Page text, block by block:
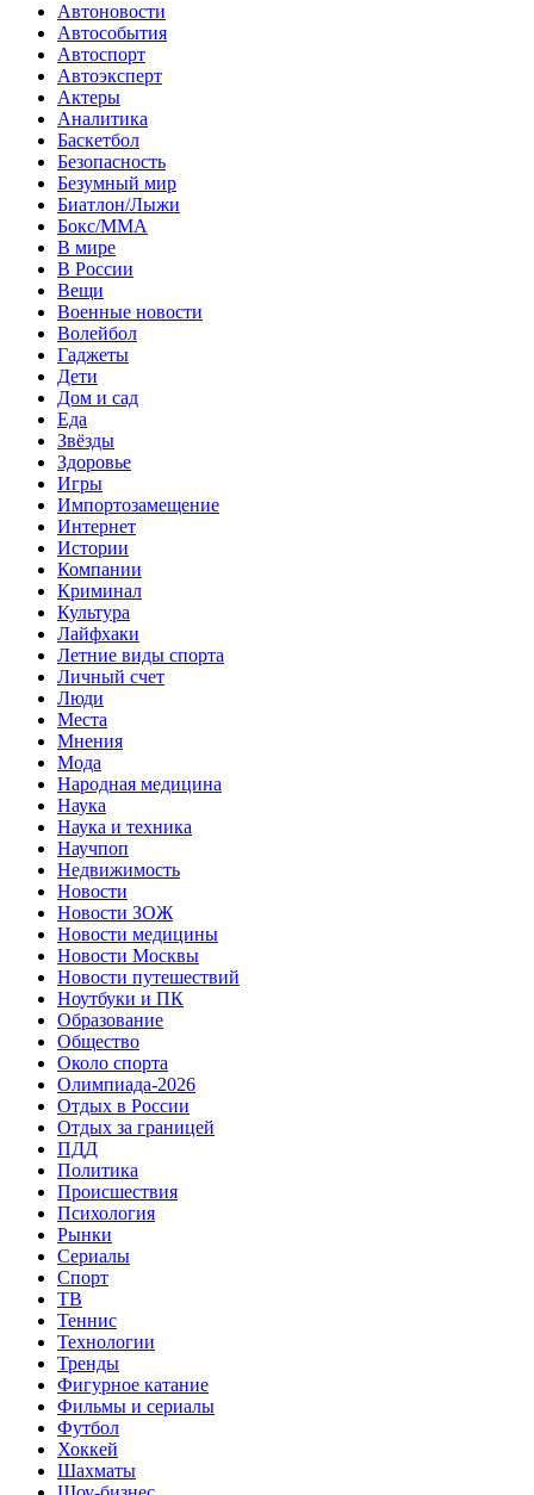
Автоновости
Автособытия
Автоспорт
Автоэксперт
Актеры
Аналитика
Баскетбол
Безопасность
Безумный мир
Биатлон/Лыжи
Бокс/MMA
В мире
В России
Вещи
Военные новости
Волейбол
Гаджеты
Дети
Дом и сад
Еда
Звёзды
Здоровье
Игры
Импортозамещение
Интернет
Истории
Компании
Криминал
Культура
Лайфхаки
Летние виды спорта
Личный счет
Люди
Места
Мнения
Мода
Народная медицина
Наука
Наука и техника
Научпоп
Недвижимость
Новости
Новости ЗОЖ
Новости медицины
Новости Москвы
Новости путешествий
Ноутбуки и ПК
Образование
Общество
Около спорта
Олимпиада-2026
Отдых в России
Отдых за границей
ПДД
Политика
Происшествия
Психология
Рынки
Сериалы
Спорт
ТВ
Теннис
Технологии
Тренды
Фигурное катание
Фильмы и сериалы
Футбол
Хоккей
Шахматы